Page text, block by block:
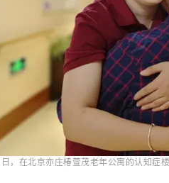
，在北京亦庄椿萱茂老年公寓的认知症